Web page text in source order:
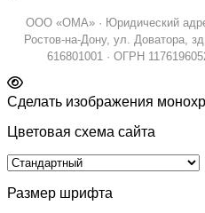
ООО «ОМА» · Юридический
Ростов-на-Дону, ул. Доватора,
616801001 · ОГРН
Сделать изображения
Цветовая схема сайта
Размер шрифта